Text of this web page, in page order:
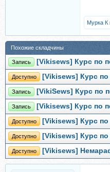
Мурка К
Похожие складчины
Запись [Vikisews] Курс по
Доступно [Vikisews] Курс
Запись [VikiSews] Курс по
Запись [Vikisews] Курс по
Доступно [Vikisews] Курс
Доступно [Vikisews] Курс
Доступно [Vikisews]